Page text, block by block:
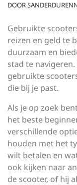
DOOR
Gebruikte
reizen en geld te
duurzaam en
stad te
gebruikte
die bij je past.
Als je op zoek
het beste
verschillende
houden met het
wilt betalen en
ook kijken naar
de scooter, of hij